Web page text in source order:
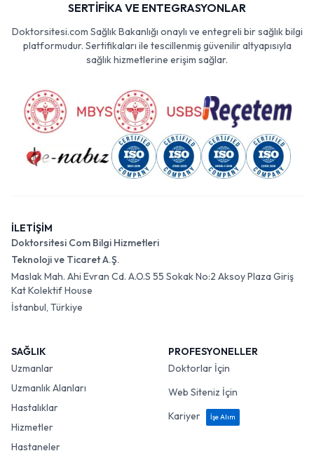
SERTİFİKA VE ENTEGRASYONLAR
Doktorsitesi.com Sağlık Bakanlığı onaylı ve entegreli bir sağlık bilgi
platformudur. Sertifikaları ile tescillenmiş güvenilir altyapısıyla
sağlık hizmetlerine erişim sağlar.
İLETİŞİM
Doktorsitesi Com Bilgi Hizmetleri
Teknoloji ve Ticaret A.Ş.
Maslak Mah. Ahi Evran Cd. A.O.S 55 Sokak No:2 Aksoy Plaza Giriş
Kat Kolektif House
İstanbul, Türkiye
SAĞLIK
Uzmanlar
Uzmanlık Alanları
Hastalıklar
Hizmetler
Hastaneler
PROFESYONELLER
Doktorlar İçin
Web Siteniz İçin
Kariyer
İşe Alım